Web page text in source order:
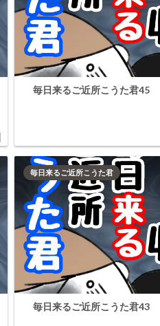
毎日来るご近所こうた君45
毎日来るご近所こうた君43
毎日来るご近所こうた君